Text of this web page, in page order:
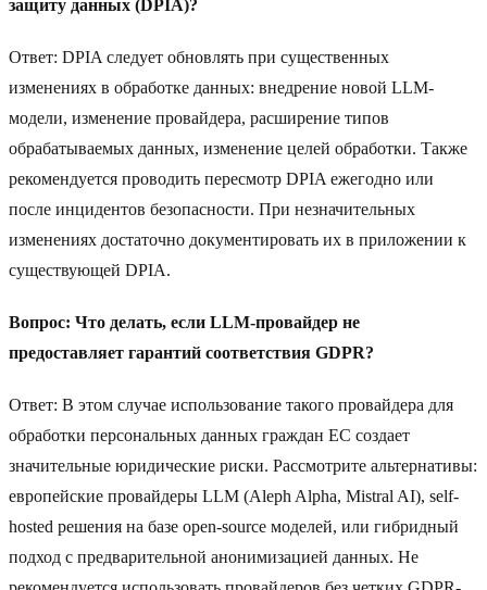
защиту данных (DPIA)?
Ответ: DPIA следует обновлять при существенных
изменениях в обработке данных: внедрение новой LLM-
модели, изменение провайдера, расширение типов
обрабатываемых данных, изменение целей обработки. Также
рекомендуется проводить пересмотр DPIA ежегодно или
после инцидентов безопасности. При незначительных
изменениях достаточно документировать их в приложении к
существующей DPIA.
Вопрос: Что делать, если LLM-провайдер не
предоставляет гарантий соответствия GDPR?
Ответ: В этом случае использование такого провайдера для
обработки персональных данных граждан ЕС создает
значительные юридические риски. Рассмотрите альтернативы:
европейские провайдеры LLM (Aleph Alpha, Mistral AI), self-
hosted решения на базе open-source моделей, или гибридный
подход с предварительной анонимизацией данных. Не